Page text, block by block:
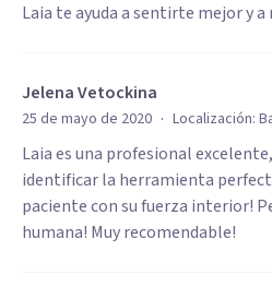
Laia te ayuda a sentirte mejor y
Jelena Vetockina
25 de mayo de 2020 · Localización:
Laia es una profesional
identificar la herramienta
paciente con su fuerza interior!
humana! Muy recomendable!